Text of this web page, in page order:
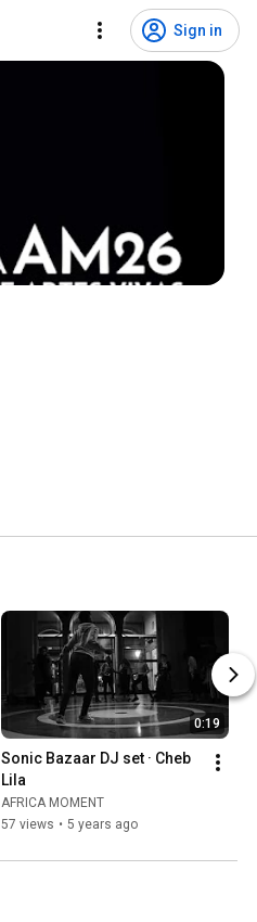
Sign in
0:19
Sonic Bazaar DJ set · Cheb
Lila
AFRICA MOMENT
57 views • 5 years ago